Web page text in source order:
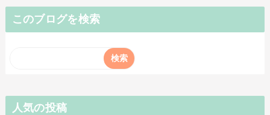
このブログを検索
人気の投稿